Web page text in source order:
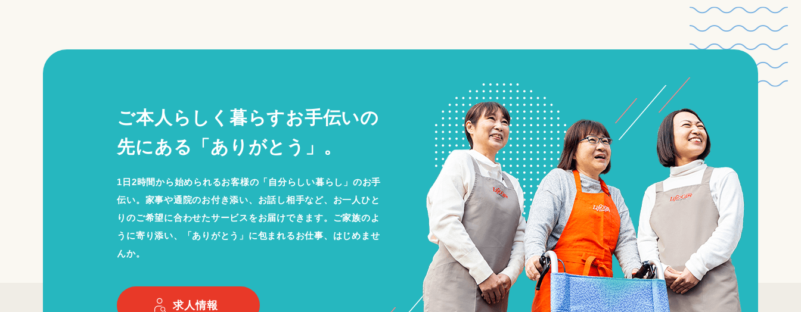
ご本人らしく暮らすお手伝いの
先にある「ありがとう」。
1日2時間から始められるお客様の「自分らしい暮らし」のお手
伝い。家事や通院のお付き添い、お話し相手など、お一人ひと
りのご希望に合わせたサービスをお届けできます。ご家族のよ
うに寄り添い、「ありがとう」に包まれるお仕事、はじめませ
んか。
求人情報